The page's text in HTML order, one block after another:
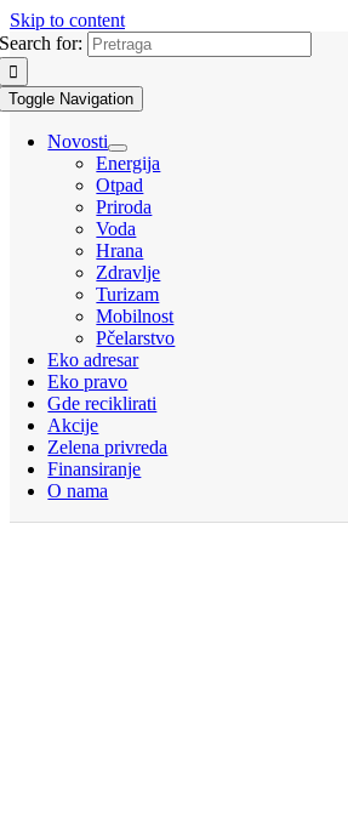
Skip to content
Search for:
Toggle Navigation
Novosti
Energija
Otpad
Priroda
Voda
Hrana
Zdravlje
Turizam
Mobilnost
Pčelarstvo
Eko adresar
Eko pravo
Gde reciklirati
Akcije
Zelena privreda
Finansiranje
O nama